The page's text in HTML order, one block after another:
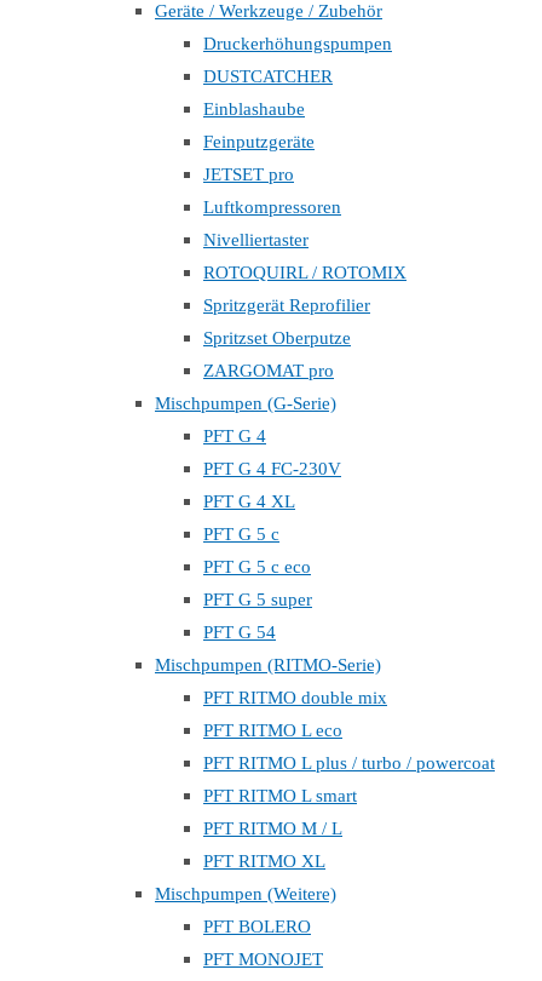
Geräte / Werkzeuge / Zubehör
Druckerhöhungspumpen
DUSTCATCHER
Einblashaube
Feinputzgeräte
JETSET pro
Luftkompressoren
Nivelliertaster
ROTOQUIRL / ROTOMIX
Spritzgerät Reprofilier
Spritzset Oberputze
ZARGOMAT pro
Mischpumpen (G-Serie)
PFT G 4
PFT G 4 FC-230V
PFT G 4 XL
PFT G 5 c
PFT G 5 c eco
PFT G 5 super
PFT G 54
Mischpumpen (RITMO-Serie)
PFT RITMO double mix
PFT RITMO L eco
PFT RITMO L plus / turbo / powercoat
PFT RITMO L smart
PFT RITMO M / L
PFT RITMO XL
Mischpumpen (Weitere)
PFT BOLERO
PFT MONOJET